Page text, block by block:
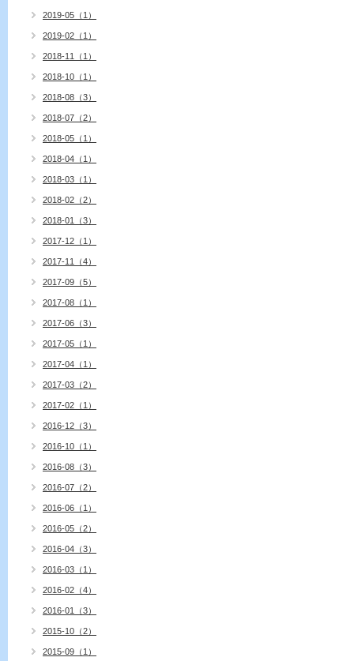
2019-05（1）
2019-02（1）
2018-11（1）
2018-10（1）
2018-08（3）
2018-07（2）
2018-05（1）
2018-04（1）
2018-03（1）
2018-02（2）
2018-01（3）
2017-12（1）
2017-11（4）
2017-09（5）
2017-08（1）
2017-06（3）
2017-05（1）
2017-04（1）
2017-03（2）
2017-02（1）
2016-12（3）
2016-10（1）
2016-08（3）
2016-07（2）
2016-06（1）
2016-05（2）
2016-04（3）
2016-03（1）
2016-02（4）
2016-01（3）
2015-10（2）
2015-09（1）